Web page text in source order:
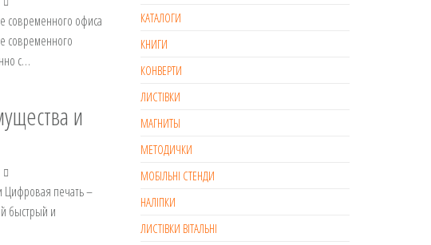
современного офиса
современного
с…
и
Цифровая печать –
быстрый и
КАТАЛОГИ
КНИГИ
КОНВЕРТИ
ЛИСТІВКИ
МАГНИТЫ
МЕТОДИЧКИ
МОБІЛЬНІ СТЕНДИ
НАЛІПКИ
ЛИСТІВКИ ВІТАЛЬНІ